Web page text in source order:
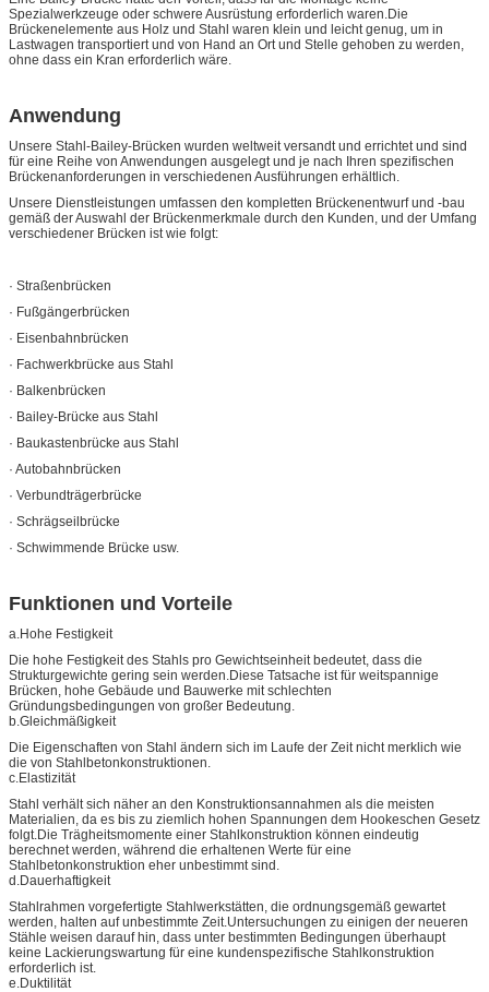
Spezialwerkzeuge oder schwere Ausrüstung erforderlich waren.Die
Brückenelemente aus Holz und Stahl waren klein und leicht genug, um in
Lastwagen transportiert und von Hand an Ort und Stelle gehoben zu werden,
ohne dass ein Kran erforderlich wäre.
Anwendung
Unsere Stahl-Bailey-Brücken wurden weltweit versandt und errichtet und sind
für eine Reihe von Anwendungen ausgelegt und je nach Ihren spezifischen
Brückenanforderungen in verschiedenen Ausführungen erhältlich.
Unsere Dienstleistungen umfassen den kompletten Brückenentwurf und -bau
gemäß der Auswahl der Brückenmerkmale durch den Kunden, und der Umfang
verschiedener Brücken ist wie folgt:
· Straßenbrücken
· Fußgängerbrücken
· Eisenbahnbrücken
· Fachwerkbrücke aus Stahl
· Balkenbrücken
· Bailey-Brücke aus Stahl
· Baukastenbrücke aus Stahl
· Autobahnbrücken
· Verbundträgerbrücke
· Schrägseilbrücke
· Schwimmende Brücke usw.
Funktionen und Vorteile
a.Hohe Festigkeit
Die hohe Festigkeit des Stahls pro Gewichtseinheit bedeutet, dass die
Strukturgewichte gering sein werden.Diese Tatsache ist für weitspannige
Brücken, hohe Gebäude und Bauwerke mit schlechten
Gründungsbedingungen von großer Bedeutung.
b.Gleichmäßigkeit
Die Eigenschaften von Stahl ändern sich im Laufe der Zeit nicht merklich wie
die von Stahlbetonkonstruktionen.
c.Elastizität
Stahl verhält sich näher an den Konstruktionsannahmen als die meisten
Materialien, da es bis zu ziemlich hohen Spannungen dem Hookeschen Gesetz
folgt.Die Trägheitsmomente einer Stahlkonstruktion können eindeutig
berechnet werden, während die erhaltenen Werte für eine
Stahlbetonkonstruktion eher unbestimmt sind.
d.Dauerhaftigkeit
Stahlrahmen vorgefertigte Stahlwerkstätten, die ordnungsgemäß gewartet
werden, halten auf unbestimmte Zeit.Untersuchungen zu einigen der neueren
Stähle weisen darauf hin, dass unter bestimmten Bedingungen überhaupt
keine Lackierungswartung für eine kundenspezifische Stahlkonstruktion
erforderlich ist.
e.Duktilität